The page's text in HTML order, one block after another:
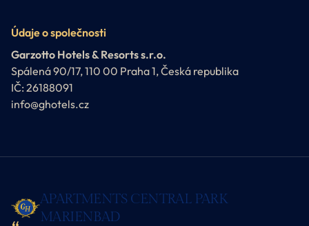
Údaje o společnosti
Garzotto Hotels & Resorts s.r.o.
Spálená 90/17, 110 00 Praha 1, Česká republika
IČ: 26188091
info@ghotels.cz
APARTMENTS CENTRAL PARK
MARIENBAD